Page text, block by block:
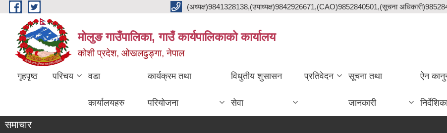
Skip to main content (अध्यक्ष)9841328138,(उपाध्यक्ष)9842926671,(CAO)9852840501,(सूचना
मोलुङ गाउँपालिका, गाउँ कार्यपालिकाको कार्यालय
कोशी प्रदेश, ओखलढुङ्गा, नेपाल
गृहपृष्ठ परिचय वडा
कार्यालयहरु
कार्यक्रम तथा
परियोजना
विधुतीय शुसासन
सेवा
प्रतिवेदन सूचना तथा
जानकारी
ऐन
समाचार